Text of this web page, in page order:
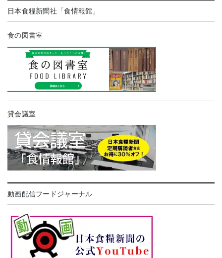
日本食糧新聞社「食情報館」
食の図書室
貸会議室
動画配信フードジャーナル